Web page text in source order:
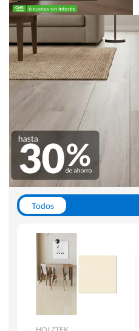
Todos
WC y Sanitarios
Pinturas